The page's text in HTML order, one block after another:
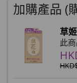
加購產品 (
草
此